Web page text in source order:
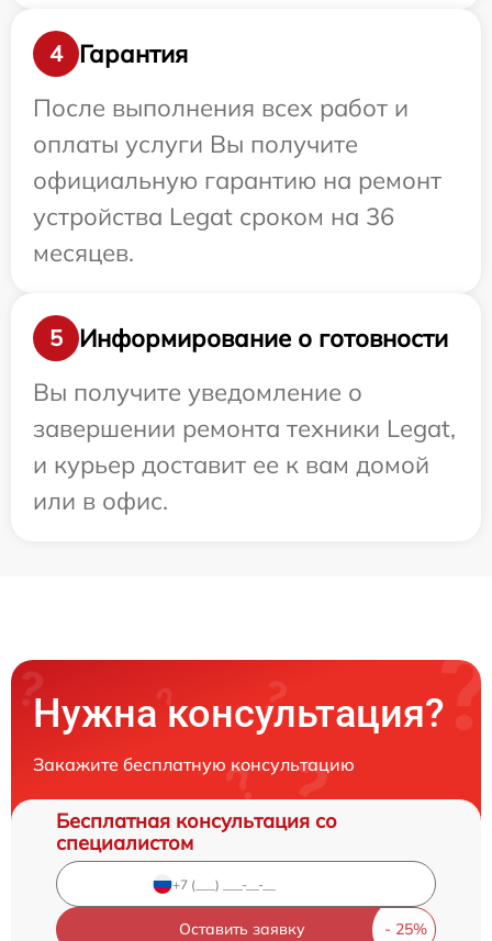
4
Гарантия
После выполнения всех работ и
оплаты услуги Вы получите
официальную гарантию на ремонт
устройства Legat сроком на 36
месяцев.
5
Информирование о готовности
Вы получите уведомление о
завершении ремонта техники Legat,
и курьер доставит ее к вам домой
или в офис.
Нужна консультация?
Закажите бесплатную консультацию
Бесплатная консультация со
специалистом
Оставить заявку